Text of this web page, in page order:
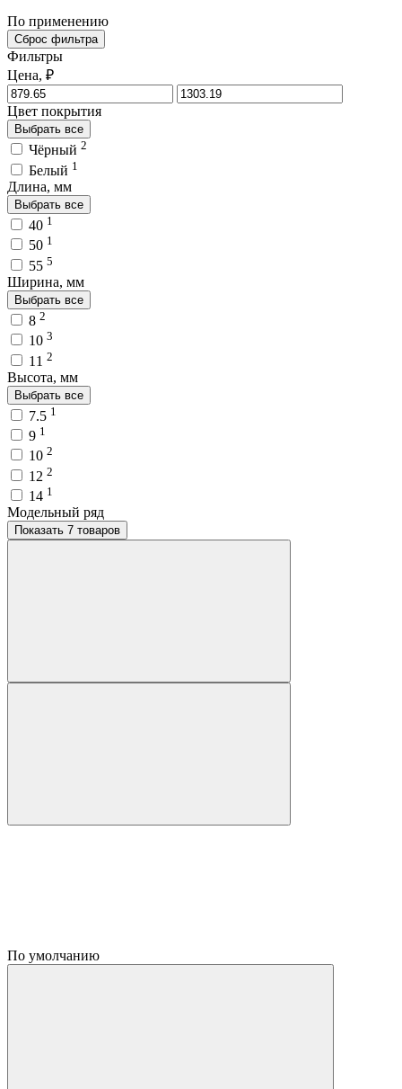
По применению
Сброс фильтра
Фильтры
Цена, ₽
Цвет покрытия
Выбрать все
Чёрный 2
Белый 1
Длина, мм
Выбрать все
40 1
50 1
55 5
Ширина, мм
Выбрать все
8 2
10 3
11 2
Высота, мм
Выбрать все
7.5 1
9 1
10 2
12 2
14 1
Модельный ряд
Показать 7 товаров
По умолчанию